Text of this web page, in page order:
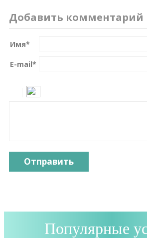
Добавить комментарий
Имя*
E-mail*
Отправить
Популярные